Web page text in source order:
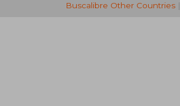
Buscalibre Other Countries|